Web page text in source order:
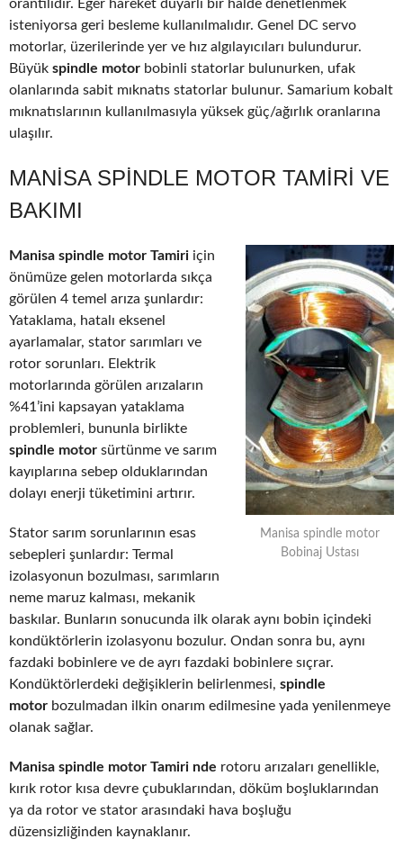
orantılıdır. Eğer hareket duyarlı bir halde denetlenmek
isteniyorsa geri besleme kullanılmalıdır. Genel DC servo
motorlar, üzerilerinde yer ve hız algılayıcıları bulundurur.
Büyük spindle motor bobinli statorlar bulunurken, ufak
olanlarında sabit mıknatıs statorlar bulunur. Samarium kobalt
mıknatıslarının kullanılmasıyla yüksek güç/ağırlık oranlarına
ulaşılır.
MANISA SPINDLE MOTOR TAMIRI VE
BAKIMI
Manisa spindle motor
Bobinaj Ustası
Manisa spindle motor Tamiri için
önümüze gelen motorlarda sıkça
görülen 4 temel arıza şunlardır:
Yataklama, hatalı eksenel
ayarlamalar, stator sarımları ve
rotor sorunları. Elektrik
motorlarında görülen arızaların
%41’ini kapsayan yataklama
problemleri, bununla birlikte
spindle motor sürtünme ve sarım
kayıplarına sebep olduklarından
dolayı enerji tüketimini artırır.
Stator sarım sorunlarının esas
sebepleri şunlardır: Termal
izolasyonun bozulması, sarımların
neme maruz kalması, mekanik
baskılar. Bunların sonucunda ilk olarak aynı bobin içindeki
kondüktörlerin izolasyonu bozulur. Ondan sonra bu, aynı
fazdaki bobinlere ve de ayrı fazdaki bobinlere sıçrar.
Kondüktörlerdeki değişiklerin belirlenmesi, spindle
motor bozulmadan ilkin onarım edilmesine yada yenilenmeye
olanak sağlar.
Manisa spindle motor Tamiri nde rotoru arızaları genellikle,
kırık rotor kısa devre çubuklarından, döküm boşluklarından
ya da rotor ve stator arasındaki hava boşluğu
düzensizliğinden kaynaklanır.